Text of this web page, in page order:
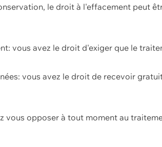
le droit à l'effacement peut
vous avez le droit d'exiger que le
vous avez le droit de recevoir
vous opposer à tout moment au